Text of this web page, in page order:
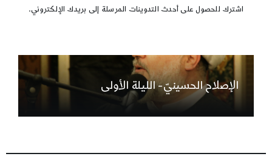
اشترك للحصول على أحدث التدوينات المرسلة إلى بريدك الإلكتروني.
الإصلاح الحسينيّ- الليلة الأولى